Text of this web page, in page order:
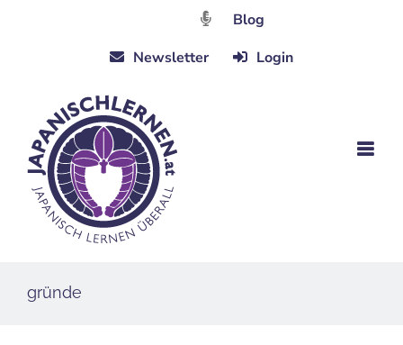
Blog
Newsletter
Login
gründe